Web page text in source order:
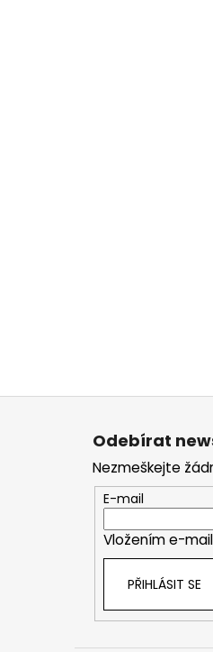
Z
Odebírat
Nezmeškejte
E-mail
Vložením e-
PŘIHLÁSIT SE